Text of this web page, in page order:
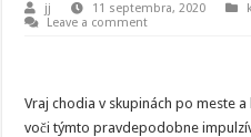
jj 11 septembra, 2020
Leave a comment
Vraj chodia v skupinách po meste
voči týmto pravdepodobne